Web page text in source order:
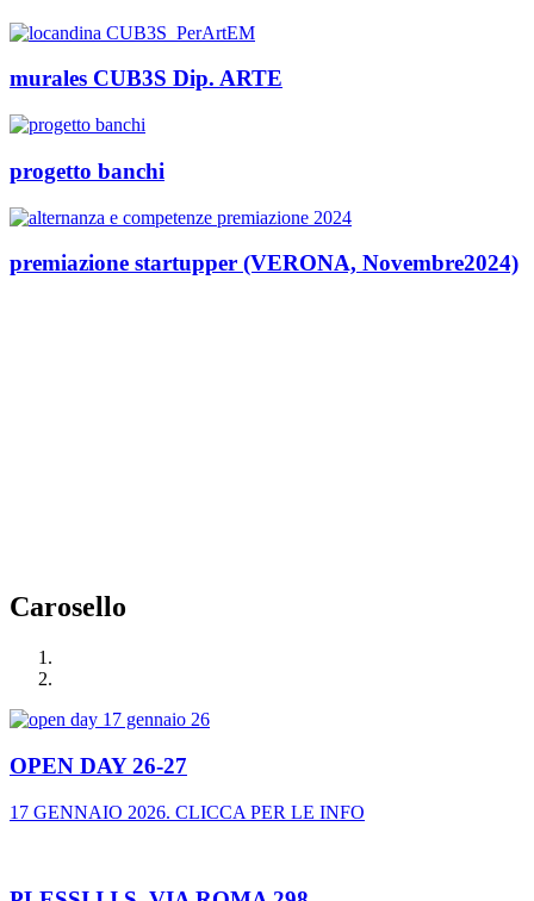
murales CUB3S Dip. ARTE
progetto banchi
premiazione startupper (VERONA, Novembre2024)
Carosello
OPEN DAY 26-27
17 GENNAIO 2026. CLICCA PER LE INFO